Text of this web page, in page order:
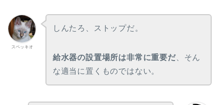
スペッキオ
しんたろ、ストップだ。
給水器の設置場所は非常に重要だ、そん
な適当に置くものではない。